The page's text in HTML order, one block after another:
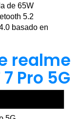
de 65W
5.2
basado en
realme
Pro 5G